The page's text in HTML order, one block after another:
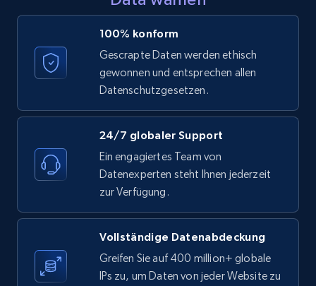
URL, ID, User id, Use url, Title, Headline, Post
text, Date posted, and more.
11.3K+ 1.5K+ Gratis testen
LinkedIn posts - Discover new posts
URL, ID, User id, Use url, Title, Headline, Post
text, Date posted, and more.
11.3K+ 1.5K+ Gratis testen
100% konform
Gescrapte Daten werden ethisch
gewonnen und entsprechen allen
Datenschutzgesetzen.
24/7 globaler Support
Ein engagiertes Team von
Datenexperten steht Ihnen jederzeit
zur Verfügung.
Vollständige Datenabdeckung
Greifen Sie auf 400 million+ globale
IPs zu, um Daten von jeder Website zu